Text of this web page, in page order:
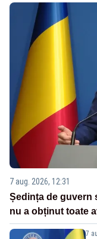
7 aug. 2026, 12:31
Ședința de guvern
nu a obținut toate
7